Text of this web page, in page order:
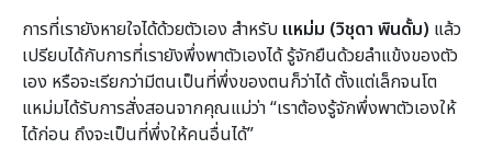
การที่เรายังหายใจได้ด้วยตัวเอง สำหรับ แหม่ม (วิชุดา พินดั้ม) แล้ว
เปรียบได้กับการที่เรายังพึ่งพาตัวเองได้ รู้จักยืนด้วยลำแข้งของตัว
เอง หรือจะเรียกว่ามีตนเป็นที่พึ่งของตนก็ว่าได้ ตั้งแต่เล็กจนโต
แหม่มได้รับการสั่งสอนจากคุณแม่ว่า “เราต้องรู้จักพึ่งพาตัวเองให้
ได้ก่อน ถึงจะเป็นที่พึ่งให้คนอื่นได้”